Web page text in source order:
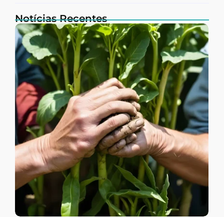
Notícias Recentes